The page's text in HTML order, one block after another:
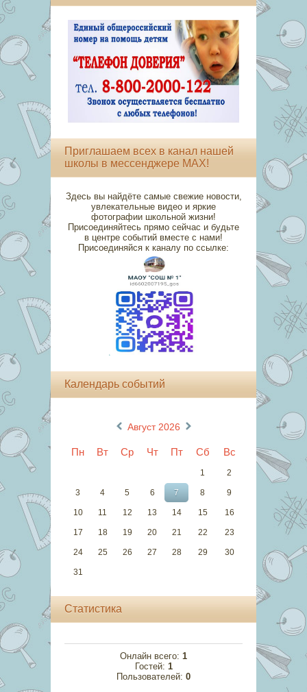
Приглашаем всех в канал нашей
школы в мессенджере MAX!
Здесь вы найдёте самые свежие новости,
увлекательные видео и яркие
фотографии школьной жизни!
Присоединяйтесь прямо сейчас и будьте
в центре событий вместе с нами!
Присоединяйся к каналу по ссылке:
Календарь событий
« Август 2026 »
Пн Вт Ср Чт Пт Сб Вс
1 2
3 4 5 6 7 8 9
10 11 12 13 14 15 16
17 18 19 20 21 22 23
24 25 26 27 28 29 30
31
Статистика
Онлайн всего: 1
Гостей: 1
Пользователей: 0